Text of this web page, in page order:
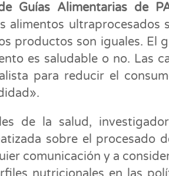
Guías Alimentarias de
alimentos ultraprocesados
productos son iguales. El
es saludable o no. Las
para reducir el
de la salud,
sobre el procesado
comunicación y a